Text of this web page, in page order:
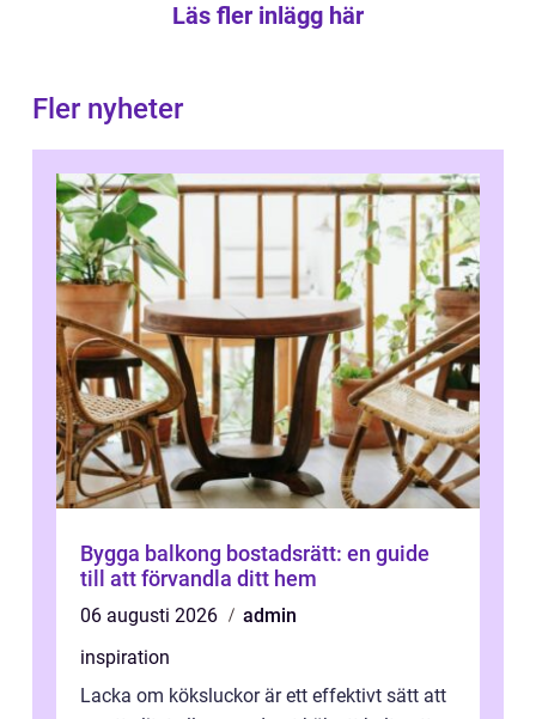
Läs fler inlägg här
Fler nyheter
Bygga balkong bostadsrätt: en guide
till att förvandla ditt hem
06 augusti 2026
admin
inspiration
Lacka om köksluckor är ett effektivt sätt att